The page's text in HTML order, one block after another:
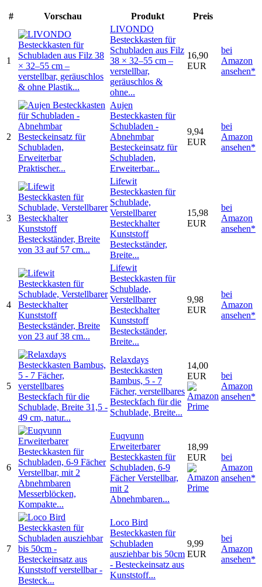
# Vorschau Produkt Preis
1
LIVONDO
Besteckkasten für
Schubladen aus Filz
38 × 32–55 cm –
verstellbar,
geräuschlos &
ohne...
16,90
EUR
bei
Amazon
ansehen*
2
Aujen
Besteckkasten für
Schubladen -
Abnehmbar
Besteckeinsatz für
Schubladen,
Erweiterbar...
9,94
EUR
bei
Amazon
ansehen*
3
Lifewit
Besteckkasten für
Schublade,
Verstellbarer
Besteckhalter
Kunststoff
Besteckständer,
Breite...
15,98
EUR
bei
Amazon
ansehen*
4
Lifewit
Besteckkasten für
Schublade,
Verstellbarer
Besteckhalter
Kunststoff
Besteckständer,
Breite...
9,98
EUR
bei
Amazon
ansehen*
5
Relaxdays
Besteckkasten
Bambus, 5 - 7
Fächer, verstellbares
Besteckfach für die
Schublade, Breite...
14,00
EUR
bei
Amazon
ansehen*
6
Euqvunn
Erweiterbarer
Besteckkasten für
Schubladen, 6-9
Fächer Verstellbar,
mit 2
Abnehmbaren...
18,99
EUR
bei
Amazon
ansehen*
7
Loco Bird
Besteckkasten für
Schubladen
ausziehbar bis 50cm
- Besteckeinsatz aus
Kunststoff...
9,99
EUR
bei
Amazon
ansehen*